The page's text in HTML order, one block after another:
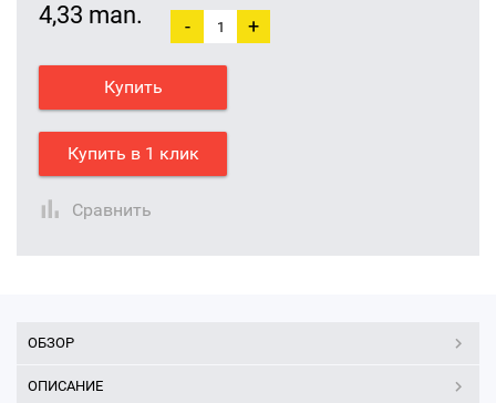
4,33 man. - +
Купить
Купить в 1 клик
Сравнить
ОБЗОР
ОПИСАНИЕ